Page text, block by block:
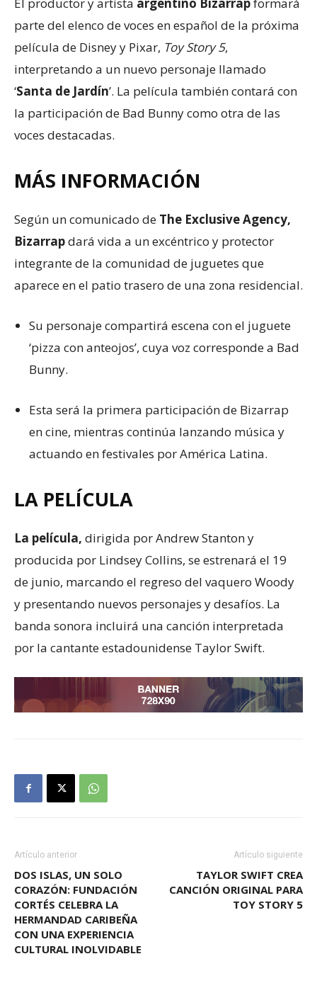
parte del elenco de voces en español de la próxima
película de Disney y Pixar, Toy Story 5,
interpretando a un nuevo personaje llamado
‘Santa de Jardín’. La película también contará con
la participación de Bad Bunny como otra de las
voces destacadas.
MÁS INFORMACIÓN
Según un comunicado de The Exclusive Agency,
Bizarrapdará vida a un excéntrico y protector
integrante de la comunidad de juguetes que
aparece en el patio trasero de una zona residencial.
Su personaje compartirá escena con el juguete
‘pizza con anteojos’, cuya voz corresponde a Bad
Bunny.
Esta será la primera participación de Bizarrap
en cine, mientras continúa lanzando música y
actuando en festivales por América Latina.
LA PELÍCULA
La película, dirigida por Andrew Stanton y
producida por Lindsey Collins, se estrenará el 19
de junio, marcando el regreso del vaquero Woody
y presentando nuevos personajes y desafíos. La
banda sonora incluirá una canción interpretada
por la cantante estadounidense Taylor Swift.
Artículo anterior
DOS ISLAS, UN SOLO
CORAZÓN: FUNDACIÓN
CORTÉS CELEBRA LA
HERMANDAD CARIBEÑA
CON UNA EXPERIENCIA
CULTURAL INOLVIDABLE
Artículo siguiente
TAYLOR SWIFT CREA
CANCIÓN ORIGINAL PARA
TOY STORY 5